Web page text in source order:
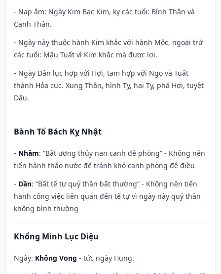
- Nạp âm: Ngày Kim Bạc Kim, kỵ các tuổi: Bính Thân và
Canh Thân.
- Ngày này thuộc hành Kim khắc với hành Mộc, ngoại trừ
các tuổi: Mậu Tuất vì Kim khắc mà được lợi.
- Ngày Dần lục hợp với Hợi, tam hợp với Ngọ và Tuất
thành Hỏa cục. Xung Thân, hình Tỵ, hại Tỵ, phá Hợi, tuyệt
Dậu.
Bành Tổ Bách Kỵ Nhật
- Nhâm: “Bất ương thủy nan canh đê phòng” - Không nên
tiến hành tháo nước để tránh khó canh phòng đê điều
- Dần: “Bất tế tự quỷ thần bất thường” - Không nên tiến
hành công việc liên quan đến tế tự vì ngày này quỷ thần
không bình thường
Khổng Minh Lục Diệu
Ngày: Không Vong - tức ngày Hung.